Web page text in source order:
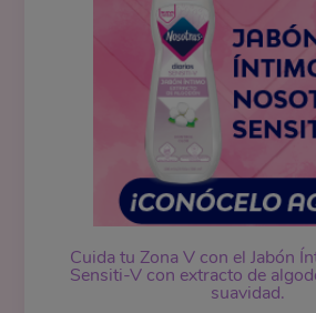
Cuida tu Zona V con el Jabón
Sensiti-V con extracto de
suavidad.